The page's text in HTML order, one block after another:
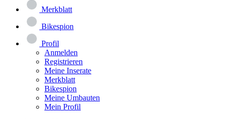
Merkblatt
Bikespion
Profil
Anmelden
Registrieren
Meine Inserate
Merkblatt
Bikespion
Meine Umbauten
Mein Profil